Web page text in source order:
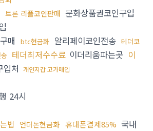
트론 리플코인판매 문화상품권코인구입
매 btc현금화 알리페이코인전송 테더코
테더최저수수료 이더리움파는곳 이
처 개인지갑 고가매입
24시
법 언더돈현금화 휴대폰결제85% 국내